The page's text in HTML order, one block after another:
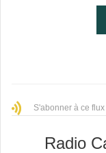
S'abonner à ce
Radio